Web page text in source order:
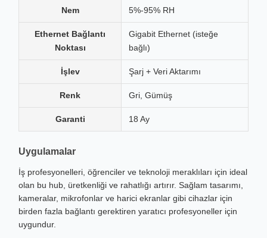
Nem 5%-95% RH
Ethernet Bağlantı
Noktası
Gigabit Ethernet (isteğe
bağlı)
İşlev Şarj + Veri Aktarımı
Renk Gri, Gümüş
Garanti 18 Ay
Uygulamalar
İş profesyonelleri, öğrenciler ve teknoloji meraklıları için ideal
olan bu hub, üretkenliği ve rahatlığı artırır. Sağlam tasarımı,
kameralar, mikrofonlar ve harici ekranlar gibi cihazlar için
birden fazla bağlantı gerektiren yaratıcı profesyoneller için
uygundur.